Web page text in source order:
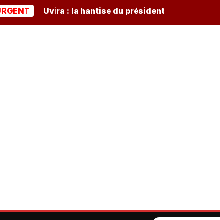
Uvira : la hantise du président burundais